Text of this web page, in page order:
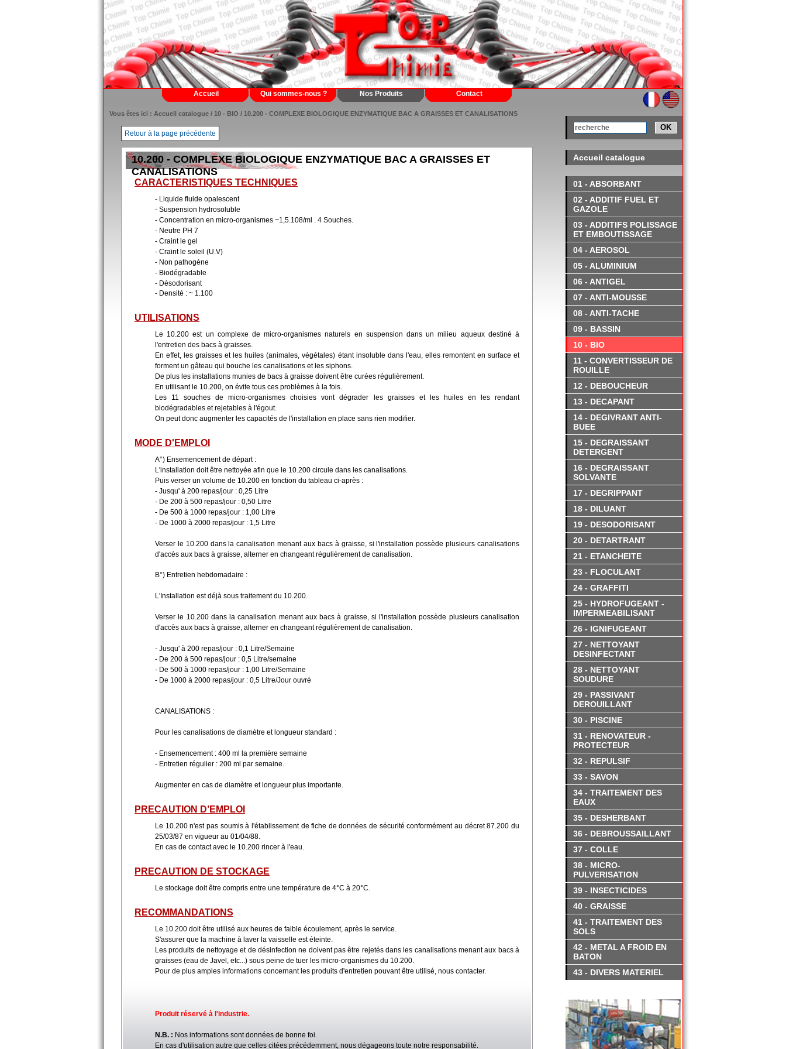
Accueil Qui sommes-nous ? Nos Produits Contact
OK
Accueil catalogue
01 - ABSORBANT
02 - ADDITIF FUEL ET
GAZOLE
03 - ADDITIFS POLISSAGE
ET EMBOUTISSAGE
04 - AEROSOL
05 - ALUMINIUM
06 - ANTIGEL
07 - ANTI-MOUSSE
08 - ANTI-TACHE
09 - BASSIN
10 - BIO
11 - CONVERTISSEUR DE
ROUILLE
12 - DEBOUCHEUR
13 - DECAPANT
14 - DEGIVRANT ANTI-
BUEE
15 - DEGRAISSANT
DETERGENT
16 - DEGRAISSANT
SOLVANTE
17 - DEGRIPPANT
18 - DILUANT
19 - DESODORISANT
20 - DETARTRANT
21 - ETANCHEITE
23 - FLOCULANT
24 - GRAFFITI
25 - HYDROFUGEANT -
IMPERMEABILISANT
26 - IGNIFUGEANT
27 - NETTOYANT
DESINFECTANT
28 - NETTOYANT
SOUDURE
29 - PASSIVANT
DEROUILLANT
30 - PISCINE
31 - RENOVATEUR -
PROTECTEUR
32 - REPULSIF
33 - SAVON
34 - TRAITEMENT DES
EAUX
35 - DESHERBANT
36 - DEBROUSSAILLANT
37 - COLLE
38 - MICRO-
PULVERISATION
39 - INSECTICIDES
40 - GRAISSE
41 - TRAITEMENT DES
SOLS
42 - METAL A FROID EN
BATON
43 - DIVERS MATERIEL
Vous êtes ici : Accueil catalogue / 10 - BIO / 10.200 - COMPLEXE BIOLOGIQUE ENZYMATIQUE BAC A GRAISSES ET CANALISATIONS
Retour à la page précédente
10.200 - COMPLEXE BIOLOGIQUE ENZYMATIQUE BAC A GRAISSES ET
CANALISATIONS
CARACTERISTIQUES TECHNIQUES
- Liquide fluide opalescent
- Suspension hydrosoluble
- Concentration en micro-organismes ~1,5.108/ml . 4 Souches.
- Neutre PH 7
- Craint le gel
- Craint le soleil (U.V)
- Non pathogène
- Biodégradable
- Désodorisant
- Densité : ~ 1.100
UTILISATIONS
Le 10.200 est un complexe de micro-organismes naturels en suspension dans un milieu aqueux destiné à
l'entretien des bacs à graisses.
En effet, les graisses et les huiles (animales, végétales) étant insoluble dans l'eau, elles remontent en surface et
forment un gâteau qui bouche les canalisations et les siphons.
De plus les installations munies de bacs à graisse doivent être curées régulièrement.
En utilisant le 10.200, on évite tous ces problèmes à la fois.
Les 11 souches de micro-organismes choisies vont dégrader les graisses et les huiles en les rendant
biodégradables et rejetables à l'égout.
On peut donc augmenter les capacités de l'installation en place sans rien modifier.
MODE D'EMPLOI
A°) Ensemencement de départ :
L'installation doit être nettoyée afin que le 10.200 circule dans les canalisations.
Puis verser un volume de 10.200 en fonction du tableau ci-après :
- Jusqu' à 200 repas/jour : 0,25 Litre
- De 200 à 500 repas/jour : 0,50 Litre
- De 500 à 1000 repas/jour : 1,00 Litre
- De 1000 à 2000 repas/jour : 1,5 Litre
Verser le 10.200 dans la canalisation menant aux bacs à graisse, si l'installation possède plusieurs canalisations
d'accès aux bacs à graisse, alterner en changeant régulièrement de canalisation.
B°) Entretien hebdomadaire :
L'Installation est déjà sous traitement du 10.200.
Verser le 10.200 dans la canalisation menant aux bacs à graisse, si l'installation possède plusieurs canalisation
d'accès aux bacs à graisse, alterner en changeant régulièrement de canalisation.
- Jusqu' à 200 repas/jour : 0,1 Litre/Semaine
- De 200 à 500 repas/jour : 0,5 Litre/semaine
- De 500 à 1000 repas/jour : 1,00 Litre/Semaine
- De 1000 à 2000 repas/jour : 0,5 Litre/Jour ouvré
CANALISATIONS :
Pour les canalisations de diamètre et longueur standard :
- Ensemencement : 400 ml la première semaine
- Entretien régulier : 200 ml par semaine.
Augmenter en cas de diamètre et longueur plus importante.
PRECAUTION D’EMPLOI
Le 10.200 n'est pas soumis à l'établissement de fiche de données de sécurité conformément au décret 87.200 du
25/03/87 en vigueur au 01/04/88.
En cas de contact avec le 10.200 rincer à l'eau.
PRECAUTION DE STOCKAGE
Le stockage doit être compris entre une température de 4°C à 20°C.
RECOMMANDATIONS
Le 10.200 doit être utilisé aux heures de faible écoulement, après le service.
S'assurer que la machine à laver la vaisselle est éteinte.
Les produits de nettoyage et de désinfection ne doivent pas être rejetés dans les canalisations menant aux bacs à
graisses (eau de Javel, etc...) sous peine de tuer les micro-organismes du 10.200.
Pour de plus amples informations concernant les produits d'entretien pouvant être utilisé, nous contacter.
Produit réservé à l'industrie.
N.B. : Nos informations sont données de bonne foi.
En cas d'utilisation autre que celles citées précédemment, nous dégageons toute notre responsabilité.